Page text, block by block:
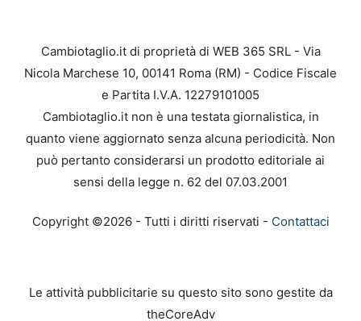
Cambiotaglio.it di proprietà di WEB 365 SRL - Via
Nicola Marchese 10, 00141 Roma (RM) - Codice Fiscale
e Partita I.V.A. 12279101005
Cambiotaglio.it non è una testata giornalistica, in
quanto viene aggiornato senza alcuna periodicità. Non
può pertanto considerarsi un prodotto editoriale ai
sensi della legge n. 62 del 07.03.2001
Copyright ©2026 - Tutti i diritti riservati - Contattaci
Le attività pubblicitarie su questo sito sono gestite da
theCoreAdv